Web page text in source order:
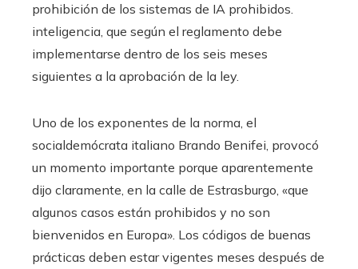
prohibición de los sistemas de IA prohibidos.
inteligencia, que según el reglamento debe
implementarse dentro de los seis meses
siguientes a la aprobación de la ley.
Uno de los exponentes de la norma, el
socialdemócrata italiano Brando Benifei, provocó
un momento importante porque aparentemente
dijo claramente, en la calle de Estrasburgo, «que
algunos casos están prohibidos y no son
bienvenidos en Europa». Los códigos de buenas
prácticas deben estar vigentes meses después de